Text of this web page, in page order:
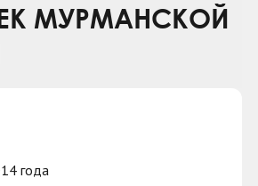
МУРМАНСКОЙ
года